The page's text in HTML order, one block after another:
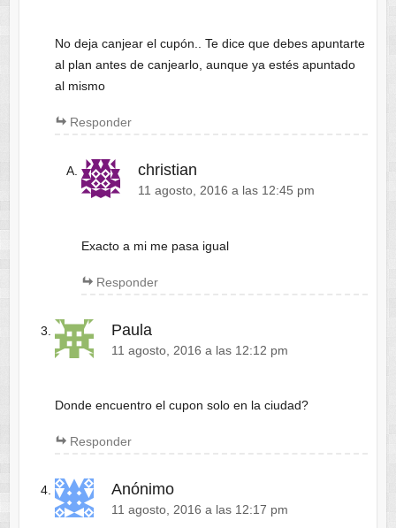
No deja canjear el cupón.. Te dice que debes apuntarte
al plan antes de canjearlo, aunque ya estés apuntado
al mismo
Responder
christian
11 agosto, 2016 a las 12:45 pm
Exacto a mi me pasa igual
Responder
Paula
11 agosto, 2016 a las 12:12 pm
Donde encuentro el cupon solo en la ciudad?
Responder
Anónimo
11 agosto, 2016 a las 12:17 pm